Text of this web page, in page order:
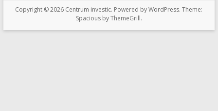
Copyright © 2026 Centrum investic. Powered byWordPress. Theme:
Spacious byThemeGrill.